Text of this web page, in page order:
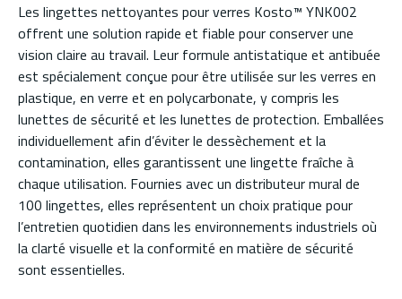
Les lingettes nettoyantes pour verres Kosto™ YNK002
offrent une solution rapide et fiable pour conserver une
vision claire au travail. Leur formule antistatique et antibuée
est spécialement conçue pour être utilisée sur les verres en
plastique, en verre et en polycarbonate, y compris les
lunettes de sécurité et les lunettes de protection. Emballées
individuellement afin d’éviter le dessèchement et la
contamination, elles garantissent une lingette fraîche à
chaque utilisation. Fournies avec un distributeur mural de
100 lingettes, elles représentent un choix pratique pour
l’entretien quotidien dans les environnements industriels où
la clarté visuelle et la conformité en matière de sécurité
sont essentielles.